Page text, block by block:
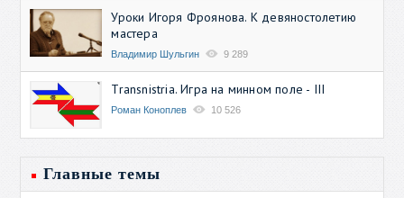
Уроки Игоря Фроянова. К девяностолетию
мастера
Владимир Шульгин 9 289
Transnistria. Игра на минном поле - III
Роман Коноплев 10 526
Главные темы